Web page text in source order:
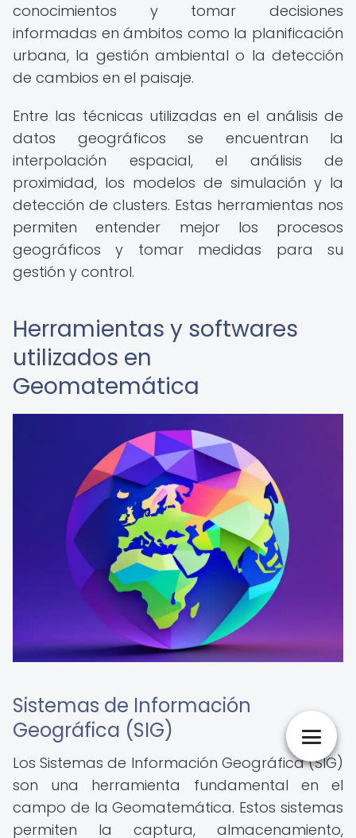
conocimientos y tomar decisiones
informadas en ámbitos como la planificación
urbana, la gestión ambiental o la detección
de cambios en el paisaje.
Entre las técnicas utilizadas en el análisis de
datos geográficos se encuentran la
interpolación espacial, el análisis de
proximidad, los modelos de simulación y la
detección de clusters. Estas herramientas nos
permiten entender mejor los procesos
geográficos y tomar medidas para su
gestión y control.
Herramientas y softwares
utilizados en
Geomatemática
Sistemas de Información
Geográfica (SIG)
Los Sistemas de Información Geográfica (SIG)
son una herramienta fundamental en el
campo de la Geomatemática. Estos sistemas
permiten la captura, almacenamiento,